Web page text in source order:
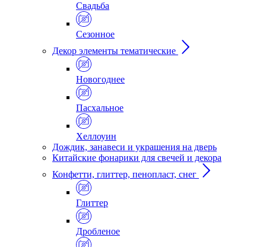
Свадьба
Сезонное
Декор элементы тематические
Новогоднее
Пасхальное
Хеллоуин
Дождик, занавеси и украшения на дверь
Китайские фонарики для свечей и декора
Конфетти, глиттер, пенопласт, снег
Глиттер
Дробленое